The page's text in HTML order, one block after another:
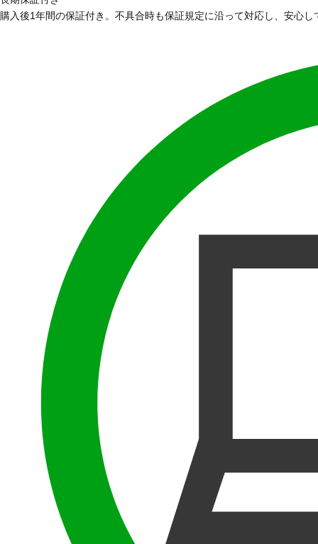
購入後1年間の保証付き。不具合時も保証規定に沿って対応し、安心